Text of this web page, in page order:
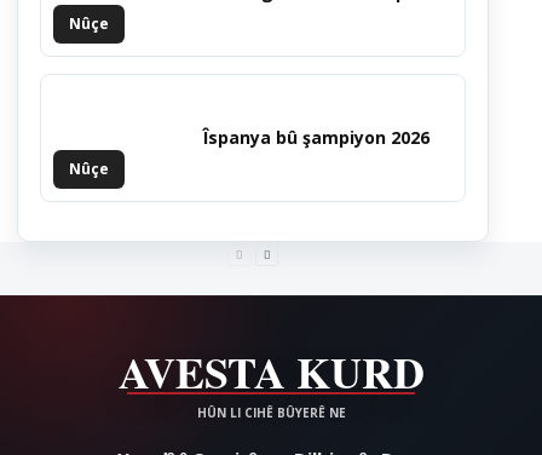
Nûçe
Nûçe
Îspanya bû şampiyon 2026